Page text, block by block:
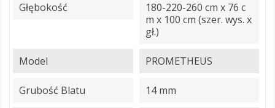
Głębokość
180-220-260 cm x 76 c
m x 100 cm (szer. wys. x
gł.)
Model PROMETHEUS
Grubość Blatu 14 mm